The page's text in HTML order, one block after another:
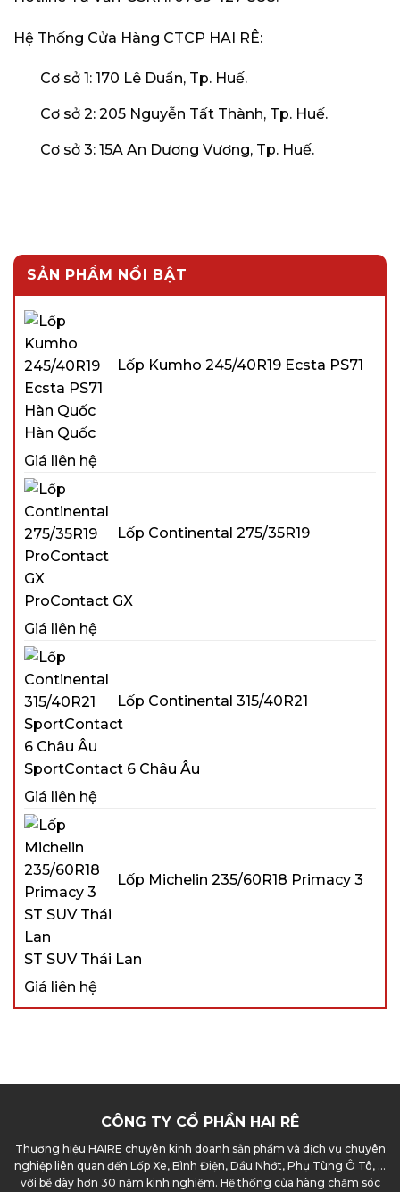
Hệ Thống Cửa Hàng CTCP HAI RÊ:
Cơ sở 1: 170 Lê Duẩn, Tp. Huế.
Cơ sở 2: 205 Nguyễn Tất Thành, Tp. Huế.
Cơ sở 3: 15A An Dương Vương, Tp. Huế.
SẢN PHẨM NỔI BẬT
Lốp Kumho 245/40R19 Ecsta PS71
Hàn Quốc
Giá liên hệ
Lốp Continental 275/35R19
ProContact GX
Giá liên hệ
Lốp Continental 315/40R21
SportContact 6 Châu Âu
Giá liên hệ
Lốp Michelin 235/60R18 Primacy 3
ST SUV Thái Lan
Giá liên hệ
CÔNG TY CỔ PHẦN HAI RÊ
Thương hiệu HAIRE chuyên kinh doanh sản phẩm và dịch vụ chuyên
nghiệp liên quan đến Lốp Xe, Bình Điện, Dầu Nhớt, Phụ Tùng Ô Tô, ...
với bề dày hơn 30 năm kinh nghiệm. Hệ thống cửa hàng chăm sóc